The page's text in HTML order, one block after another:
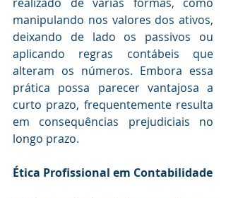
manipulando nos valores dos ativos,
deixando de lado os passivos ou
aplicando regras contábeis que
alteram os números. Embora essa
prática possa parecer vantajosa a
curto prazo, frequentemente resulta
em consequências prejudiciais no
longo prazo.
Ética Profissional em Contabilidade